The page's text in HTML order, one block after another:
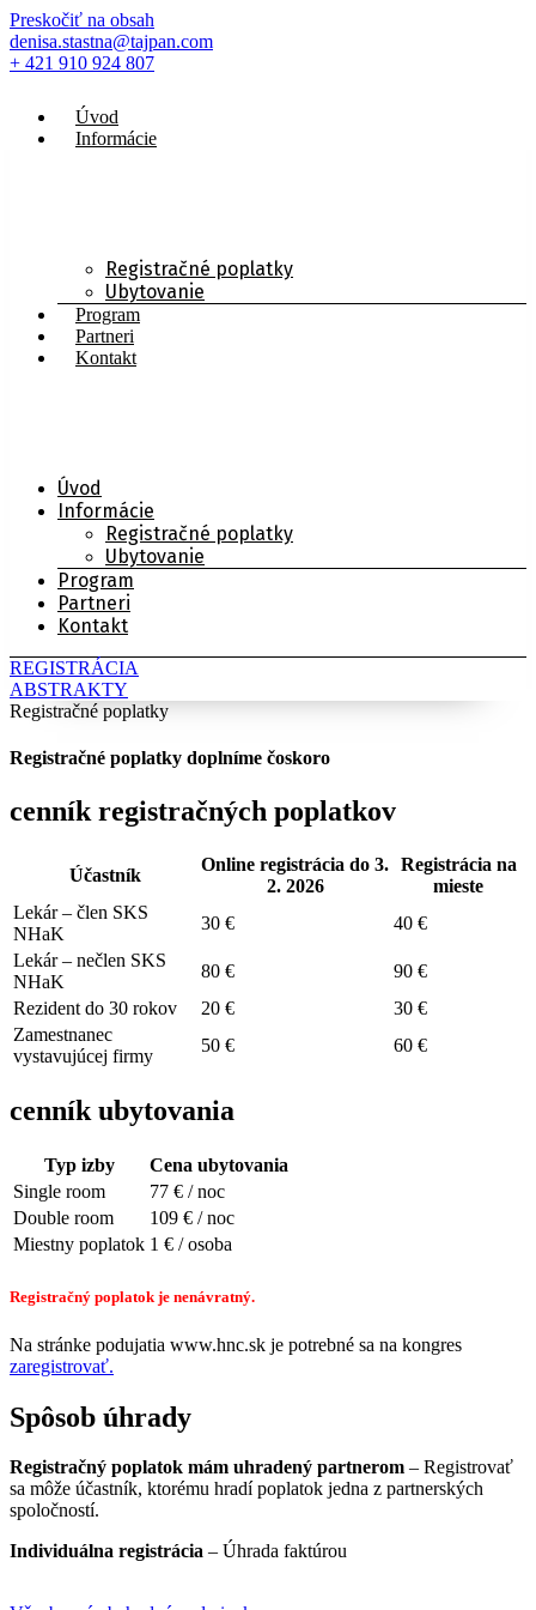
Preskočiť na obsah
denisa.stastna@tajpan.com
+ 421 910 924 807
Úvod
Informácie
Registračné poplatky
Ubytovanie
Program
Partneri
Kontakt
Úvod
Informácie
Registračné poplatky
Ubytovanie
Program
Partneri
Kontakt
REGISTRÁCIA
ABSTRAKTY
Registračné poplatky
Registračné poplatky doplníme čoskoro
cenník registračných poplatkov
Účastník
Online registrácia do 3.
2. 2026
Registrácia na
mieste
Lekár – člen SKS
NHaK
30 €
40 €
Lekár – nečlen SKS
NHaK
80 €
90 €
Rezident do 30 rokov
20 €
30 €
Zamestnanec
vystavujúcej firmy
50 € 60 €
cenník ubytovania
Typ izby
Cena ubytovania
Single room
77 € / noc
Double room
109 € / noc
Miestny poplatok 1 € / osoba
Registračný poplatok je nenávratný.
Na stránke podujatia www.hnc.sk je potrebné sa na kongres
zaregistrovať.
Spôsob úhrady
Registračný poplatok mám uhradený partnerom – Registrovať
sa môže účastník, ktorému hradí poplatok jedna z partnerských
spoločností.
Individuálna registrácia – Úhrada faktúrou